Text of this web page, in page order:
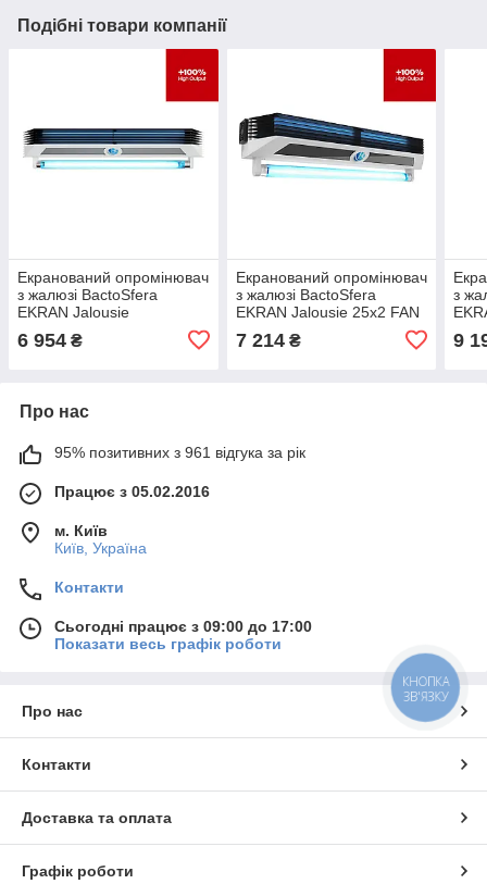
Подібні товари компанії
Екранований опромінювач
з жалюзі BactoSfera
EKRAN Jalousie
6 954 ₴
Екранований опромінювач
з жалюзі BactoSfera
EKRAN Jalousie 25х2 FAN
7 214₴
з
9
Про нас
95% позитивних з 961 відгука за рік
Працює з 05.02.2016
м. Київ
Київ, Україна
Контакти
Сьогодні працює з 09:00 до 17:00
Показати весь графік роботи
Про нас
Контакти
Доставка та оплата
Графік роботи
КНОПКА
ЗВ'ЯЗКУ